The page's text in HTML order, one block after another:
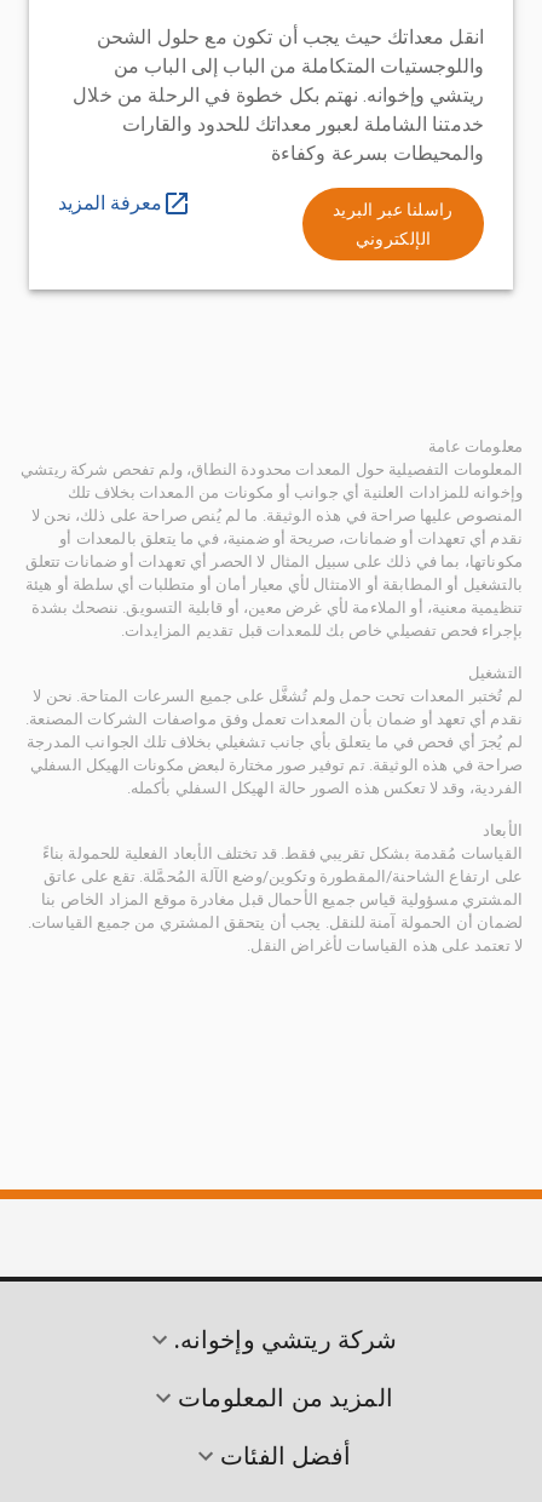
انقل معداتك حيث يجب أن تكون مع حلول الشحن
واللوجستيات المتكاملة من الباب إلى الباب من
ريتشي وإخوانه. نهتم بكل خطوة في الرحلة من خلال
خدمتنا الشاملة لعبور معداتك للحدود والقارات
والمحيطات بسرعة وكفاءة
راسلنا عبر البريد
الإلكتروني
معرفة المزيد
معلومات عامة
المعلومات التفصيلية حول المعدات محدودة النطاق، ولم تفحص شركة ريتشي
وإخوانه للمزادات العلنية أي جوانب أو مكونات من المعدات بخلاف تلك
المنصوص عليها صراحة في هذه الوثيقة. ما لم يُنص صراحة على ذلك، نحن لا
نقدم أي تعهدات أو ضمانات، صريحة أو ضمنية، في ما يتعلق بالمعدات أو
مكوناتها، بما في ذلك على سبيل المثال لا الحصر أي تعهدات أو ضمانات تتعلق
بالتشغيل أو المطابقة أو الامتثال لأي معيار أمان أو متطلبات أي سلطة أو هيئة
تنظيمية معنية، أو الملاءمة لأي غرض معين، أو قابلية التسويق. ننصحك بشدة
بإجراء فحص تفصيلي خاص بك للمعدات قبل تقديم المزايدات.
التشغيل
لم تُختبر المعدات تحت حمل ولم تُشغَّل على جميع السرعات المتاحة. نحن لا
نقدم أي تعهد أو ضمان بأن المعدات تعمل وفق مواصفات الشركات المصنعة.
لم يُجرَ أي فحص في ما يتعلق بأي جانب تشغيلي بخلاف تلك الجوانب المدرجة
صراحة في هذه الوثيقة. تم توفير صور مختارة لبعض مكونات الهيكل السفلي
الفردية، وقد لا تعكس هذه الصور حالة الهيكل السفلي بأكمله.
الأبعاد
القياسات مُقدمة بشكل تقريبي فقط. قد تختلف الأبعاد الفعلية للحمولة بناءً
على ارتفاع الشاحنة/المقطورة وتكوين/وضع الآلة المُحمَّلة. تقع على عاتق
المشتري مسؤولية قياس جميع الأحمال قبل مغادرة موقع المزاد الخاص بنا
لضمان أن الحمولة آمنة للنقل. يجب أن يتحقق المشتري من جميع القياسات.
لا تعتمد على هذه القياسات لأغراض النقل.
شركة ريتشي وإخوانه.
المزيد من المعلومات
أفضل الفئات